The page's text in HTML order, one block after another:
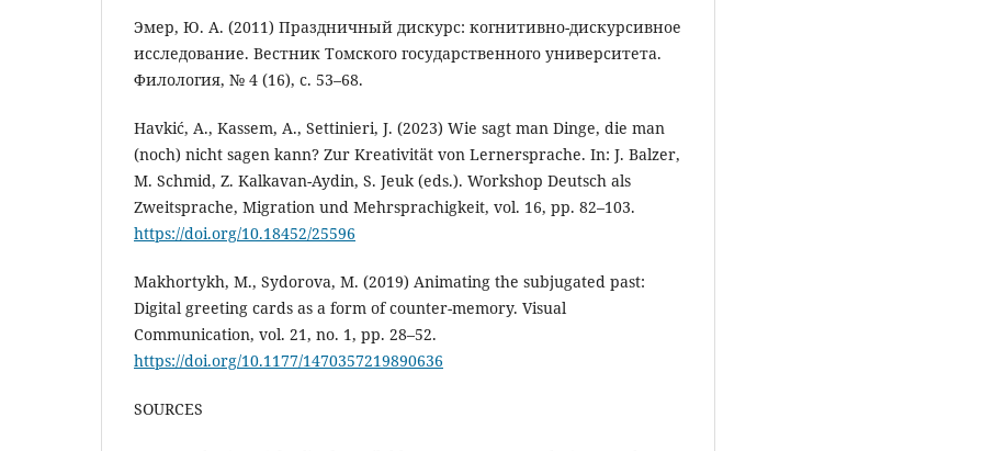
Эмер, Ю. А. (2011) Праздничный дискурс: когнитивно-дискурсивное
исследование. Вестник Томского государственного университета.
Филология, № 4 (16), с. 53–68.
Havkić, A., Kassem, A., Settinieri, J. (2023) Wie sagt man Dinge, die man
(noch) nicht sagen kann? Zur Kreativität von Lernersprache. In: J. Balzer,
M. Schmid, Z. Kalkavan-Aydin, S. Jeuk (eds.). Workshop Deutsch als
Zweitsprache, Migration und Mehrsprachigkeit, vol. 16, pp. 82–103.
https://doi.org/10.18452/25596
Makhortykh, M., Sydorova, M. (2019) Animating the subjugated past:
Digital greeting cards as a form of counter-memory. Visual
Communication, vol. 21, no. 1, pp. 28–52.
https://doi.org/10.1177/1470357219890636
SOURCES